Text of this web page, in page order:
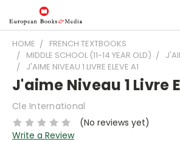
HOME
FRENCH TEXTBOOKS
MIDDLE SCHOOL (11-14 YEAR OLD)
J'AIME NIVEAU 1 LIVRE ELEVE A1
J'aime Niveau 1 Livre
Cle International
(No reviews yet)
Write a Review